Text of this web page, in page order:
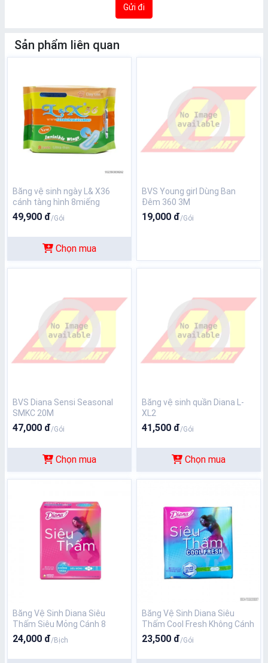
Gửi đi
Sản phẩm liên quan
Băng vệ sinh ngày L& X36
cánh tàng hình 8miếng
49,900 đ/Gói
Chọn mua
BVS Young girl Dùng Ban
Đêm 360 3M
19,000 đ/Gói
BVS Diana Sensi Seasonal
SMKC 20M
47,000 đ/Gói
Chọn mua
Băng vệ sinh quần Diana L-
XL2
41,500 đ/Gói
Chọn mua
Băng Vệ Sinh Diana Siêu
Thấm Siêu Mỏng Cánh 8
Miếng
24,000 đ/Bịch
Băng Vệ Sinh Diana Siêu
Thấm Cool Fresh Không Cánh
8 Miếng
23,500 đ/Gói